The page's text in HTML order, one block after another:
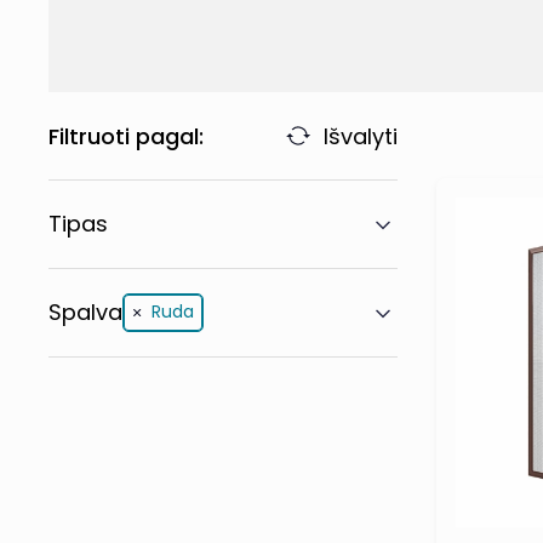
Filtruoti pagal: Išvalyti
Tipas
Spalva Ruda